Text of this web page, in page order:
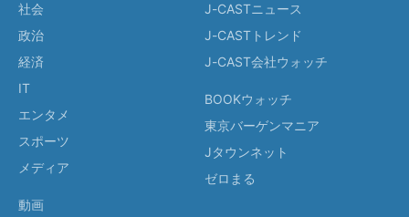
社会
政治
経済
IT
エンタメ
スポーツ
メディア
動画
J-CASTニュース
J-CASTトレンド
J-CAST会社ウォッチ
BOOKウォッチ
東京バーゲンマニア
Jタウンネット
ゼロまる